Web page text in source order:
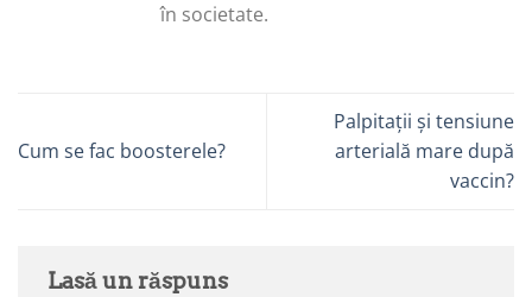
în societate.
Cum se fac boosterele?
Palpitații și tensiune
arterială mare după
vaccin?
Lasă un răspuns